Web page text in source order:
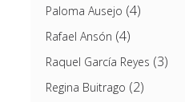
Paloma Ausejo (4)
Rafael Ansón (4)
Raquel García Reyes (3)
Regina Buitrago (2)